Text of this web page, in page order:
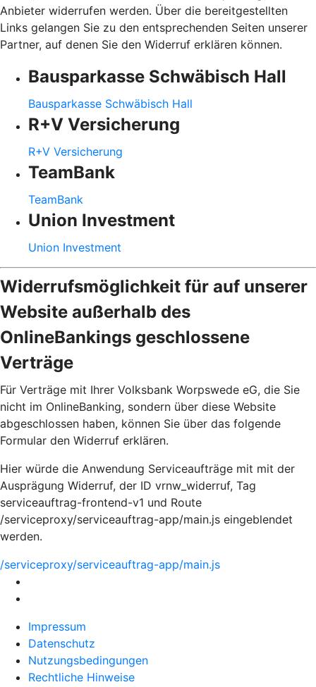
Anbieter widerrufen werden. Über die bereitgestellten
Links gelangen Sie zu den entsprechenden Seiten unserer
Partner, auf denen Sie den Widerruf erklären können.
Bausparkasse Schwäbisch Hall
Bausparkasse Schwäbisch Hall
R+V Versicherung
R+V Versicherung
TeamBank
TeamBank
Union Investment
Union Investment
Widerrufsmöglichkeit für auf unserer
Website außerhalb des
OnlineBankings geschlossene
Verträge
Für Verträge mit Ihrer Volksbank Worpswede eG, die Sie
nicht im OnlineBanking, sondern über diese Website
abgeschlossen haben, können Sie über das folgende
Formular den Widerruf erklären.
Hier würde die Anwendung Serviceaufträge mit mit der
Ausprägung Widerruf, der ID vrnw_widerruf, Tag
serviceauftrag-frontend-v1 und Route
/serviceproxy/serviceauftrag-app/main.js eingeblendet
werden.
/serviceproxy/serviceauftrag-app/main.js
Impressum
Datenschutz
Nutzungsbedingungen
Rechtliche Hinweise